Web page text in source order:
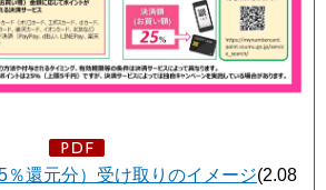
％還元分）受け取りのイメージ(2.08